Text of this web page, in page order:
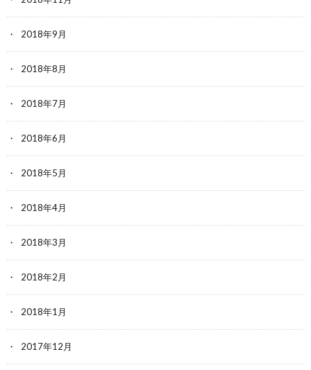
2018年9月
2018年8月
2018年7月
2018年6月
2018年5月
2018年4月
2018年3月
2018年2月
2018年1月
2017年12月